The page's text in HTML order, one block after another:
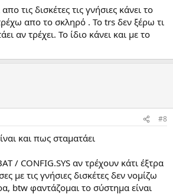
τις δισκέτες τις γνήσιες κάνει το
απο το σκληρό . Το trs δεν ξέρω τι
αν τρέχει. Το ίδιο κάνει και με το
#8
και πως σταματάει
/ CONFIG.SYS αν τρέχουν κάτι έξτρα
με τις γνήσιες δισκέτες δεν νομίζω
btw φαντάζομαι το σύστημα είναι